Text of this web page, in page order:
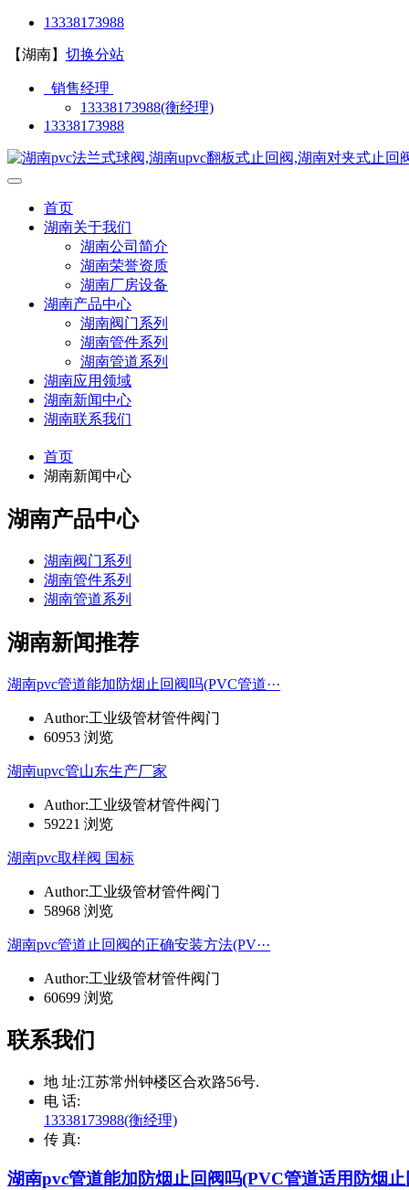
13338173988
【湖南】 切换分站
销售经理
13338173988(衡经理)
13338173988
首页
湖南关于我们
湖南公司简介
湖南荣誉资质
湖南厂房设备
湖南产品中心
湖南阀门系列
湖南管件系列
湖南管道系列
湖南应用领域
湖南新闻中心
湖南联系我们
首页
湖南新闻中心
湖南产品中心
湖南阀门系列
湖南管件系列
湖南管道系列
湖南新闻推荐
湖南pvc管道能加防烟止回阀吗(PVC管道···
Author:工业级管材管件阀门
60953 浏览
湖南upvc管山东生产厂家
Author:工业级管材管件阀门
59221 浏览
湖南pvc取样阀 国标
Author:工业级管材管件阀门
58968 浏览
湖南pvc管道止回阀的正确安装方法(PV···
Author:工业级管材管件阀门
60699 浏览
联系我们
地 址:江苏常州钟楼区合欢路56号.
电 话:
13338173988(衡经理)
传 真:
湖南pvc管道能加防烟止回阀吗(PVC管道适用防烟